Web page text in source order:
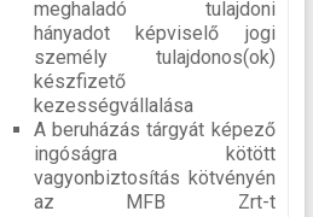
meghaladó tulajdoni
hányadot képviselő jogi
személy tulajdonos(ok)
készfizető
kezességvállalása
A beruházás tárgyát képező
ingóságra kötött
vagyonbiztosítás kötvényén
az MFB Zrt-t